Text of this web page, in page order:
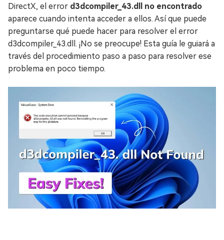
DirectX, el error d3dcompiler_43.dll no encontrado
aparece cuando intenta acceder a ellos. Así que puede
preguntarse qué puede hacer para resolver el error
d3dcompiler_43.dll. ¡No se preocupe! Esta guía le guiará a
través del procedimiento paso a paso para resolver ese
problema en poco tiempo.